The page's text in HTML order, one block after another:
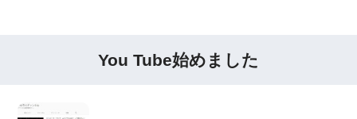
You Tube始めました